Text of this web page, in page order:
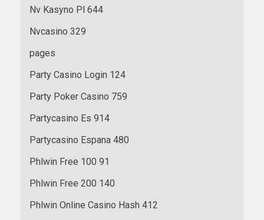
Nv Kasyno Pl 644
Nvcasino 329
pages
Party Casino Login 124
Party Poker Casino 759
Partycasino Es 914
Partycasino Espana 480
Phlwin Free 100 91
Phlwin Free 200 140
Phlwin Online Casino Hash 412